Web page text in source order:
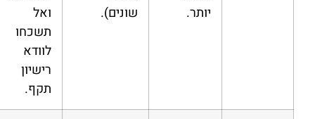
יותר.
שונים).
ואל
תשכחו
לוודא
רישיון
תקף.